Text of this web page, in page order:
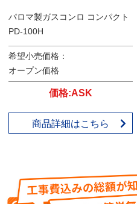
パロマ製ガスコンロ コンパクト
PD-100H
希望小売価格：
オープン価格
価格:ASK
商品詳細はこちら